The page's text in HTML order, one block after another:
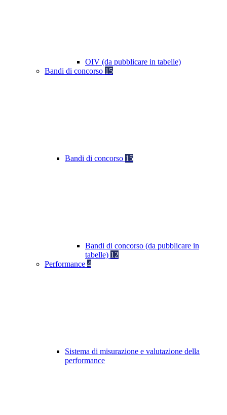
OIV (da pubblicare in tabelle)
Bandi di concorso 15
Bandi di concorso 15
Bandi di concorso (da pubblicare in
tabelle) 12
Performance 4
Sistema di misurazione e valutazione della
performance